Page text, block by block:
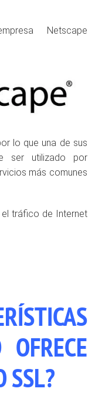
Netscape
lo que una de sus
ser utilizado por
más comunes
tráfico de Internet
SSL?